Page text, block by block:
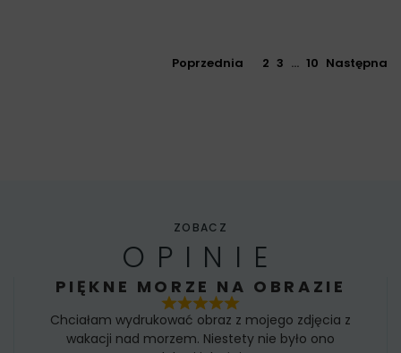
Poprzednia 2 3 … 10 Następna
ZOBACZ
OPINIE
PIĘKNE MORZE NA OBRAZIE
Chciałam wydrukować obraz z mojego zdjęcia z
wakacji nad morzem. Niestety nie było ono